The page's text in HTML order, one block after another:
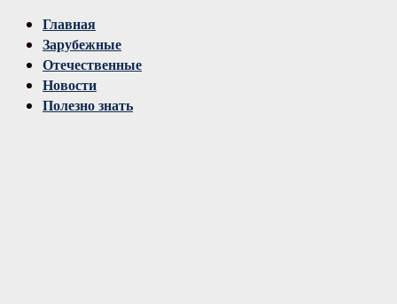
Главная
Зарубежные
Отечественные
Новости
Полезно знать